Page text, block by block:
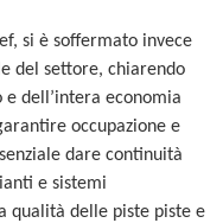
si è soffermato invece
del settore, chiarendo
dell’intera economia
occupazione e
dare continuità
e sistemi
qualità delle piste piste e